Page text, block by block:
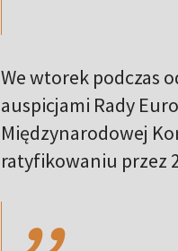
We wtorek podczas
auspicjami Rady
Międzynarodowej
ratyfikowaniu przez
,,